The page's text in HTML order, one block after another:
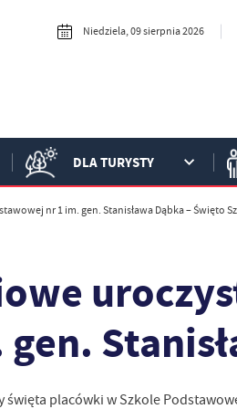
Niedziela, 09 sierpnia 2026
DLA TURYSTY
nr 1 im. gen. Stanisława Dąbka – Święto
święta placówki w Szkole